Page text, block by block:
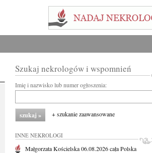
Szukaj nekrologów i wspomnień
Imię i nazwisko lub numer ogłoszenia:
+ szukanie zaawansowane
INNE NEKROLOGI
Małgorzata Kościelska06.08.2026cała Polska